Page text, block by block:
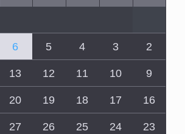
2
3
4
5
6
9
10
11
12
13
16
17
18
19
20
23
24
25
26
27